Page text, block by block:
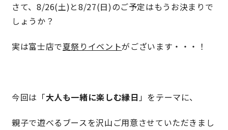
nattoku住宅 10のこだわり
さて、8/26(土)と8/27(日)のご予定はもうお決まりで
しょうか？
実は富士店で夏祭りイベントがございます・・・！
今回は「大人も一緒に楽しむ縁日」をテーマに、
親子で遊べるブースを沢山ご用意させていただきまし